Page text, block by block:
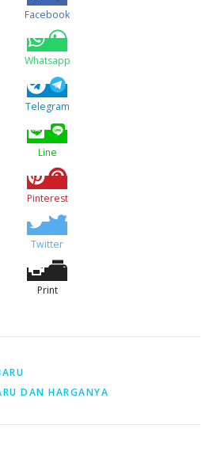
Facebook
Whatsapp
Telegram
Line
Pinterest
Twitter
Print
DAN HARGANYA